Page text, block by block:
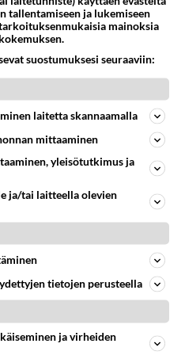
ylös
Jos SDP ei voita reilusti, persut kumoavat demokratian Suomesta
menoa
569
1378
743
menoa
470
680
tallentamiseen ja lukemiseen
mainoksia
suostumuksesi seuraaviin:
laitetta skannaamalla
mittaaminen
yleisötutkimus ja
ja/tai laitteella olevien
tietojen perusteella
ja virheiden